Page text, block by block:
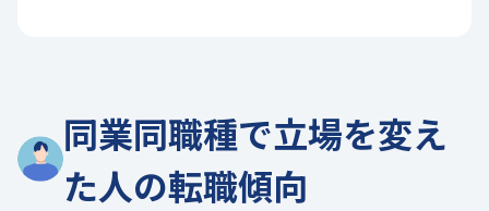
同業同職種で立場を変え
た人の転職傾向